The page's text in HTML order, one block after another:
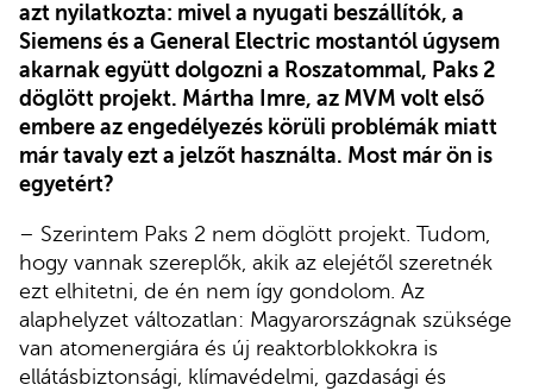
azt nyilatkozta: mivel a nyugati beszállítók, a
Siemens és a General Electric mostantól úgysem
akarnak együtt dolgozni a Roszatommal, Paks 2
döglött projekt. Mártha Imre, az MVM volt első
embere az engedélyezés körüli problémák miatt
már tavaly ezt a jelzőt használta. Most már ön is
egyetért?
– Szerintem Paks 2 nem döglött projekt. Tudom,
hogy vannak szereplők, akik az elejétől szeretnék
ezt elhitetni, de én nem így gondolom. Az
alaphelyzet változatlan: Magyarországnak szüksége
van atomenergiára és új reaktorblokkokra is
ellátásbiztonsági, klímavédelmi, gazdasági és